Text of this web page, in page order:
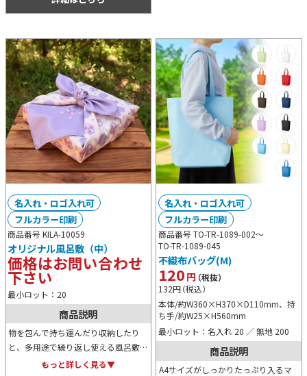
商品番号 KILA-10059
オリジナル風呂敷（中）
価格はお問い合わせ
下さい
最小ロット：20
名入れ・ロゴ入れ可
フルカラー印刷
商品説明
物を包んで持ち運んだり収納したり
と、多用途で繰り返し使える風呂敷
は、環境に優しいエコアイテムとして
もっと詳しく見る▼
商品番号 TO-TR-1089-002～
TO-TR-1089-045
不織布バッグ(M)
120円（税抜）
132円（税込）
本体/約W360×H370×D110mm、持
ち手/約W25×H560mm
最小ロット：名入れ 20 ／ 無地 200
名入れ・ロゴ入れ可
フルカラー印刷
商品説明
A4サイズがしっかりたっぷり入るマ